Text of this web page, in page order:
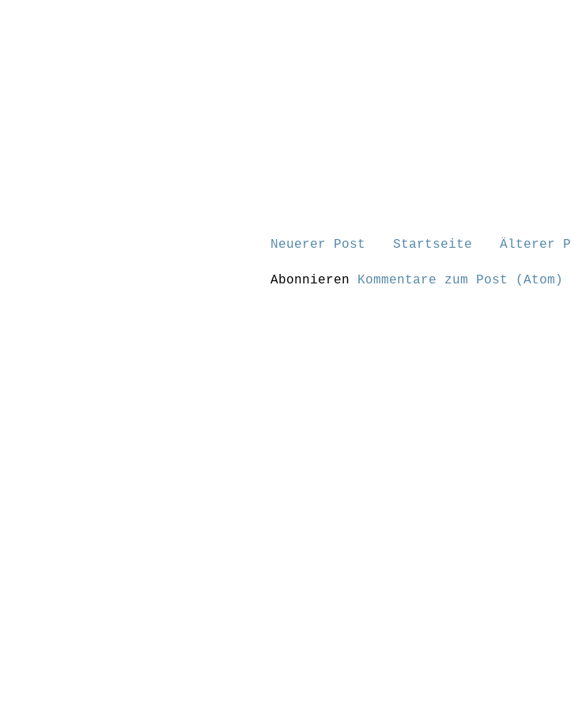
Neuerer Post Älterer
Startseite
Abonnieren Kommentare zum Post (Atom)